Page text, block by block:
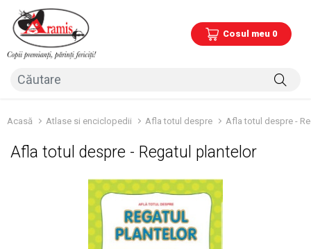
Cosul meu 0
Acasă Atlase si enciclopedii Afla totul despre Afla totul despre -
Afla totul despre - Regatul plantelor